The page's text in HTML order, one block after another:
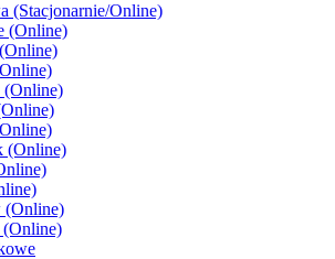
(Stacjonarnie/Online)
(Online)
(Online)
(Online)
(Online)
(Online)
(Online)